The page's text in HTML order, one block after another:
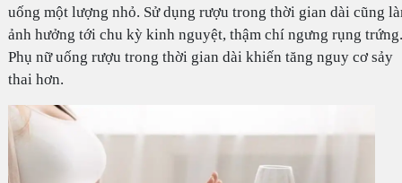
uống một lượng nhỏ. Sử dụng rượu trong thời gian dài cũng
ảnh hưởng tới chu kỳ kinh nguyệt, thậm chí ngưng rụng trứng.
Phụ nữ uống rượu trong thời gian dài khiến tăng nguy cơ sảy
thai hơn.